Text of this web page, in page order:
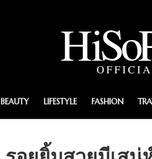
BEAUTY LIFESTYLE FASHION